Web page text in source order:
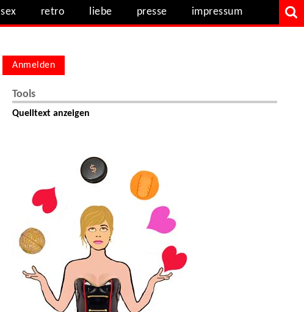
sex retro liebe presse impressum
Anmelden
Tools
Quelltext anzeigen